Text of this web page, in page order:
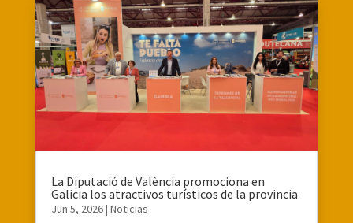
La Diputació de València promociona en
Galicia los atractivos turísticos de la provincia
Jun 5, 2026| Noticias